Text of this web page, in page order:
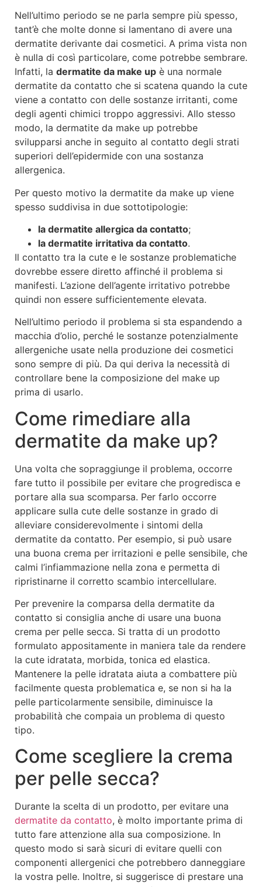
Nell’ultimo periodo se ne parla sempre più spesso,
tant’è che molte donne si lamentano di avere una
dermatite derivante dai cosmetici. A prima vista non
è nulla di così particolare, come potrebbe sembrare.
Infatti, la dermatite da make up è una normale
dermatite da contatto che si scatena quando la cute
viene a contatto con delle sostanze irritanti, come
degli agenti chimici troppo aggressivi. Allo stesso
modo, la dermatite da make up potrebbe
svilupparsi anche in seguito al contatto degli strati
superiori dell’epidermide con una sostanza
allergenica.
Per questo motivo la dermatite da make up viene
spesso suddivisa in due sottotipologie:
la dermatite allergica da contatto;
la dermatite irritativa da contatto.
Il contatto tra la cute e le sostanze problematiche
dovrebbe essere diretto affinché il problema si
manifesti. L’azione dell’agente irritativo potrebbe
quindi non essere sufficientemente elevata.
Nell’ultimo periodo il problema si sta espandendo a
macchia d’olio, perché le sostanze potenzialmente
allergeniche usate nella produzione dei cosmetici
sono sempre di più. Da qui deriva la necessità di
controllare bene la composizione del make up
prima di usarlo.
Come rimediare alla
dermatite da make up?
Una volta che sopraggiunge il problema, occorre
fare tutto il possibile per evitare che progredisca e
portare alla sua scomparsa. Per farlo occorre
applicare sulla cute delle sostanze in grado di
alleviare considerevolmente i sintomi della
dermatite da contatto. Per esempio, si può usare
una buona crema per irritazioni e pelle sensibile, che
calmi l’infiammazione nella zona e permetta di
ripristinarne il corretto scambio intercellulare.
Per prevenire la comparsa della dermatite da
contatto si consiglia anche di usare una buona
crema per pelle secca. Si tratta di un prodotto
formulato appositamente in maniera tale da rendere
la cute idratata, morbida, tonica ed elastica.
Mantenere la pelle idratata aiuta a combattere più
facilmente questa problematica e, se non si ha la
pelle particolarmente sensibile, diminuisce la
probabilità che compaia un problema di questo
tipo.
Come scegliere la crema
per pelle secca?
Durante la scelta di un prodotto, per evitare una
dermatite da contatto, è molto importante prima di
tutto fare attenzione alla sua composizione. In
questo modo si sarà sicuri di evitare quelli con
componenti allergenici che potrebbero danneggiare
la vostra pelle. Inoltre, si suggerisce di prestare una